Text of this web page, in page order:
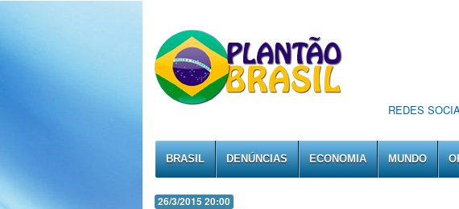
REDES
BRASIL DENÚNCIAS ECONOMIA MUNDO
26/3/2015 20:00